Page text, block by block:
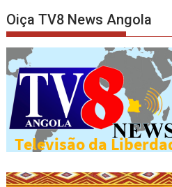
Oiça TV8 News Angola